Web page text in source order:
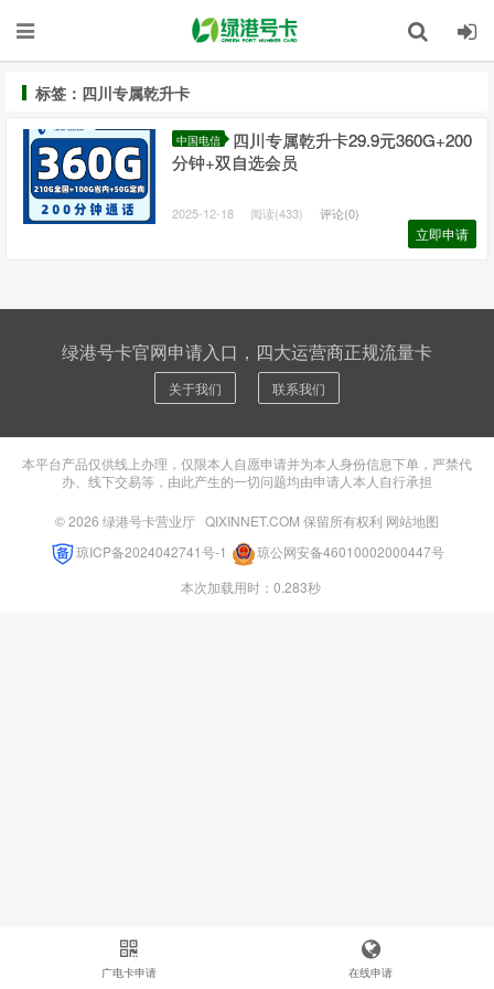
标签：四川专属乾升卡
中国电信
四川专属乾升卡29.9元360G+200
分钟+双自选会员
2025-12-18 阅读(433) 评论(0)
立即申请
绿港号卡官网申请入口，四大运营商正规流量卡
关于我们 联系我们
本平台产品仅供线上办理，仅限本人自愿申请并为本人身份信息下单，严禁代
办、线下交易等，由此产生的一切问题均由申请人本人自行承担
© 2026 绿港号卡营业厅 QIXINNET.COM 保留所有权利 网站地图
琼ICP备2024042741号-1
琼公网安备46010002000447号
本次加载用时：0.283秒
广电卡申请 在线申请